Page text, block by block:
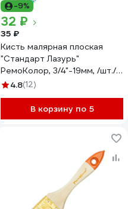
-9%
32 ₽
35 ₽
Кисть малярная плоская
"Стандарт Лазурь"
РемоКолор, 3/4"-19мм, /шт./
01-3-334
4.8(12)
В корзину по 5